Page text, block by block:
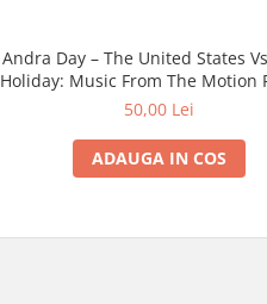
Andra Day – The United States
Holiday: Music From The Motion
(CD)
50,00 Lei
ADAUGA IN COS